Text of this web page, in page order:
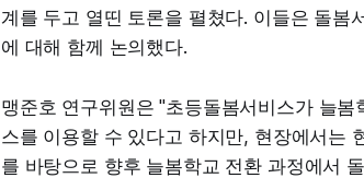
계를 두고 열띤 토론을 펼쳤다. 이들은 돌봄
에 대해 함께 논의했다.
맹준호 연구위원은 "초등돌봄서비스가 늘
스를 이용할 수 있다고 하지만, 현장에서는
를 바탕으로 향후 늘봄학교 전환 과정에서